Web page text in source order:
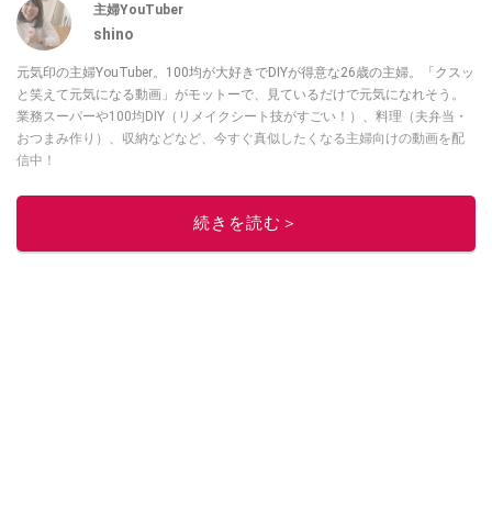
主婦YouTuber
shino
元気印の主婦YouTuber。100均が大好きでDIYが得意な26歳の主婦。「クスッ
と笑えて元気になる動画」がモットーで、見ているだけで元気になれそう。
業務スーパーや100均DIY（リメイクシート技がすごい！）、料理（夫弁当・
おつまみ作り）、収納などなど、今すぐ真似したくなる主婦向けの動画を配
信中！
このイチオシストの他の記事を読む
続きを読む＞